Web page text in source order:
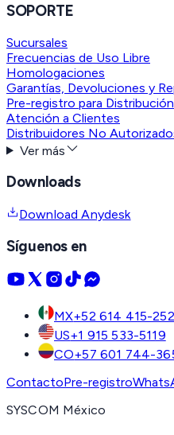
SOPORTE
Sucursales
Frecuencias de Uso Libre
Homologaciones
Garantías, Devoluciones y
Pre-registro para Distribución
Atención a Clientes
Distribuidores No
Ver más
Downloads
Download Anydesk
Síguenos en
MX+52 614 415-
US+1 915 533-5119
CO+57 601 744-
ContactoPre-registro
SYSCOM México